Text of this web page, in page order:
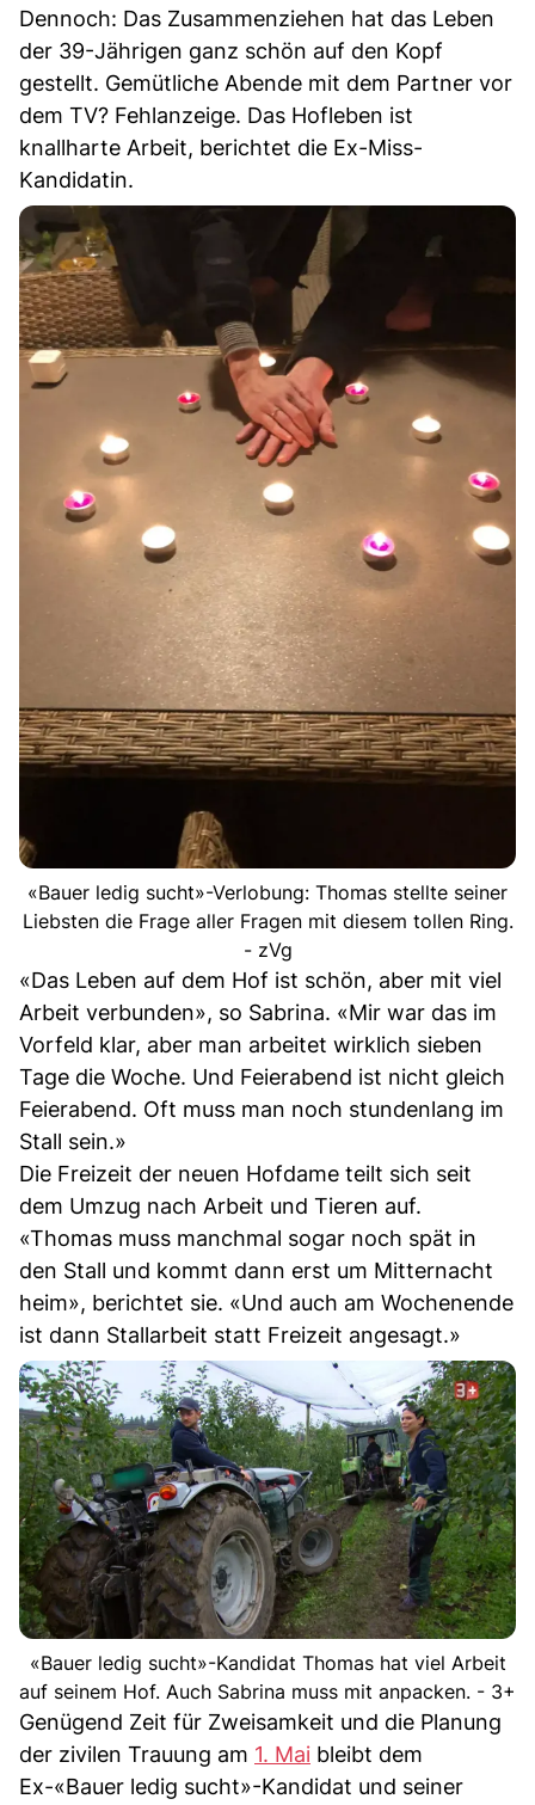
Dennoch: Das Zusammenziehen hat das Leben
der 39-Jährigen ganz schön auf den Kopf
gestellt. Gemütliche Abende mit dem Partner vor
dem TV? Fehlanzeige. Das Hofleben ist
knallharte Arbeit, berichtet die Ex-Miss-
Kandidatin.
«Bauer ledig sucht»-Verlobung: Thomas stellte seiner
Liebsten die Frage aller Fragen mit diesem tollen Ring.
- zVg
«Das Leben auf dem Hof ist schön, aber mit viel
Arbeit verbunden», so Sabrina. «Mir war das im
Vorfeld klar, aber man arbeitet wirklich sieben
Tage die Woche. Und Feierabend ist nicht gleich
Feierabend. Oft muss man noch stundenlang im
Stall sein.»
Die Freizeit der neuen Hofdame teilt sich seit
dem Umzug nach Arbeit und Tieren auf.
«Thomas muss manchmal sogar noch spät in
den Stall und kommt dann erst um Mitternacht
heim», berichtet sie. «Und auch am Wochenende
ist dann Stallarbeit statt Freizeit angesagt.»
«Bauer ledig sucht»-Kandidat Thomas hat viel Arbeit
auf seinem Hof. Auch Sabrina muss mit anpacken. - 3+
Genügend Zeit für Zweisamkeit und die Planung
der zivilen Trauung am 1. Mai bleibt dem
Ex-«Bauer ledig sucht»-Kandidat und seiner